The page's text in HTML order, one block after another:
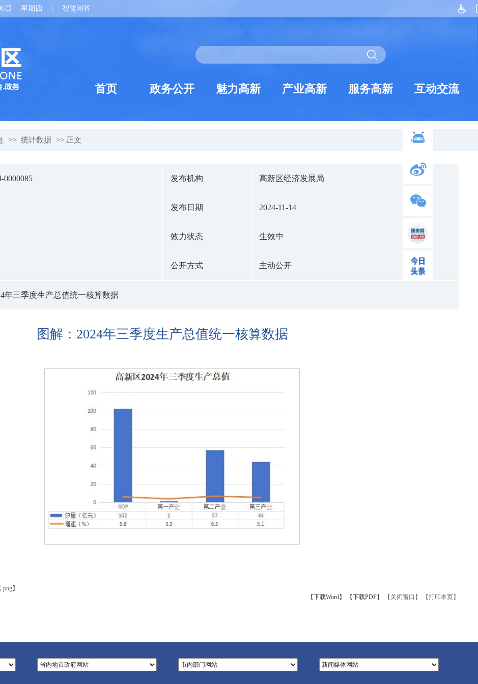
日 星期四 智能问答
首页 政务公开 魅力高新 产业高新 服务高新 互动交流
>> 统计数据 >> 正文
0000085 发布机构 高新区经济发展局
发布日期 2024-11-14
效力状态 生效中
公开方式 主动公开
年三季度生产总值统一核算数据
图解：2024年三季度生产总值统一核算数据
】
【下载Word】
【下载PDF】 【关闭窗口】 【打印本页】